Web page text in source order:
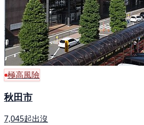
極高風險
秋田市
7,045起出沒